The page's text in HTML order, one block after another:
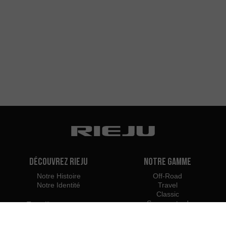
Découvrez Rieju
Notre Histoire
Notre Identité
Travailler avec nous
Notre Gamme
Off-Road
Travel
Classic
Supermotard